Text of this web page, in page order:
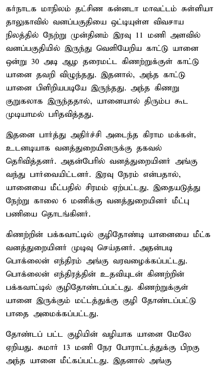
கர்நாடக மாநிலம் தட்சிண கன்னடா மாவட்டம் சுள்ளியா
தாலுகாவில் வனப்பகுதியை ஒட்டியுள்ள விவசாய
நிலத்தில் நேற்று முன்தினம் இரவு 11 மணி அளவில்
வனப்பகுதியில் இருந்து வெளியேறிய காட்டு யானை
ஒன்று 30 அடி ஆழ தரைமட்ட கிணற்றுக்குள் காட்டு
யானை தவறி விழுந்தது. இதனால், அந்த காட்டு
யானை பிளிறியபடியே இருந்தது. அந்த கிணறு
குறுகலாக இருந்ததால், யானையால் திரும்ப கூட
முடியாமல் பரிதவித்தது.
இதனை பார்த்து அதிர்ச்சி அடைந்த கிராம மக்கள்,
உடனடியாக வனத்துறையினருக்கு தகவல்
தெரிவித்தனர். அதன்பேரில் வனத்துறையினர் அங்கு
வந்து பார்வையிட்டனர். இரவு நேரம் என்பதால்,
யானையை மீட்பதில் சிரமம் ஏற்பட்டது. இதையடுத்து
நேற்று காலை 6 மணிக்கு வனத்துறையினர் மீட்பு
பணியை தொடங்கினர்.
கிணற்றின் பக்கவாட்டில் குழிதோண்டி யானையை மீட்க
வனத்துறையினர் முடிவு செய்தனர். அதன்படி
பொக்லைன் எந்திரம் அங்கு வரவழைக்கப்பட்டது.
பொக்லைன் எந்திரத்தின் உதவியுடன் கிணற்றின்
பக்கவாட்டில் குழிதோண்டப்பட்டது. கிணற்றுக்குள்
யானை இருக்கும் மட்டத்துக்கு குழி தோண்டப்பட்டு
பாதை அமைக்கப்பட்டது.
தோண்டப் பட்ட குழியின் வழியாக யானை மேலே
ஏறியது. சுமார் 13 மணி நேர போராட்டத்துக்கு பிறகு
அந்த யானை மீட்கப்பட்டது. இதனால் அங்கு